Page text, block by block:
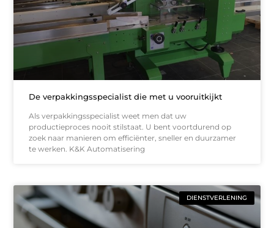
De verpakkingsspecialist die met u vooruitkijkt
Als verpakkingsspecialist weet men dat uw
productieproces nooit stilstaat. U bent voortdurend op
zoek naar manieren om efficiënter, sneller en duurzamer
te werken. K&K Automatisering
DIENSTVERLENING